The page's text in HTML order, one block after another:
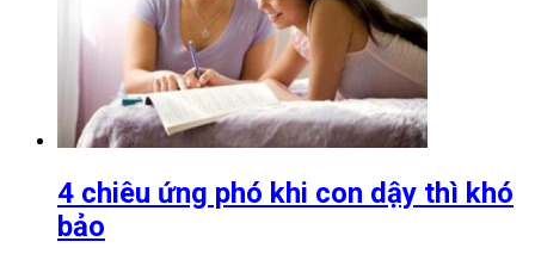
4 chiêu ứng phó khi con dậy thì khó
bảo